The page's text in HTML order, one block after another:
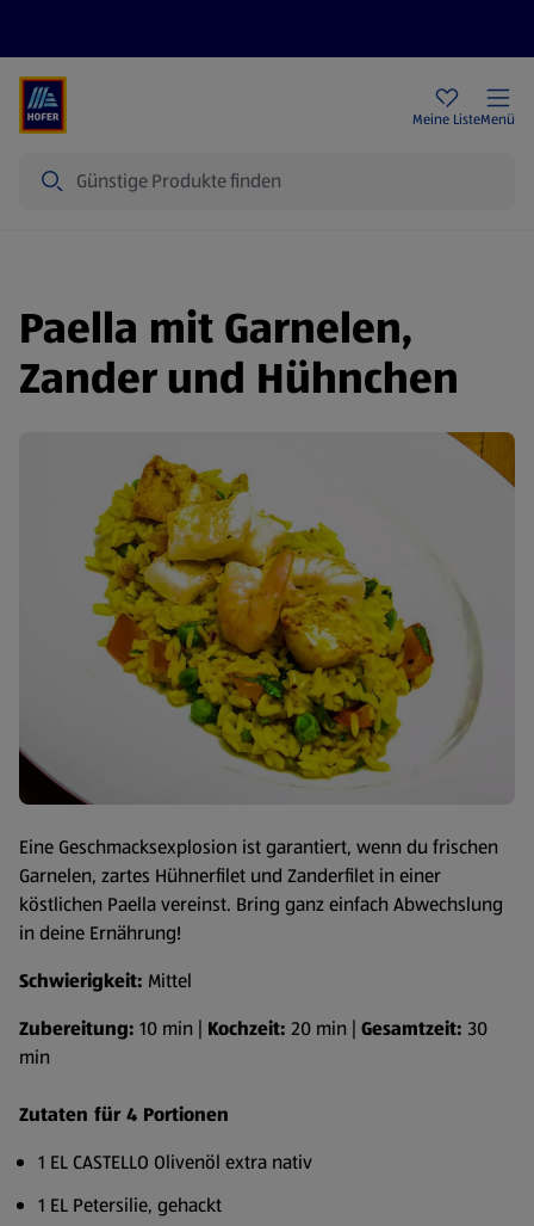
Meine ListeMenü
Paella mit Garnelen,
Zander und Hühnchen
Eine Geschmacksexplosion ist garantiert, wenn du frischen
Garnelen, zartes Hühnerfilet und Zanderfilet in einer
köstlichen Paella vereinst. Bring ganz einfach Abwechslung
in deine Ernährung!
Schwierigkeit: Mittel
Zubereitung: 10 min | Kochzeit: 20 min | Gesamtzeit: 30
min
Zutaten für 4 Portionen
1 EL CASTELLO Olivenöl extra nativ
1 EL Petersilie, gehackt